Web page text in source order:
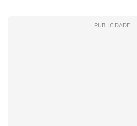
PUBLICIDADE